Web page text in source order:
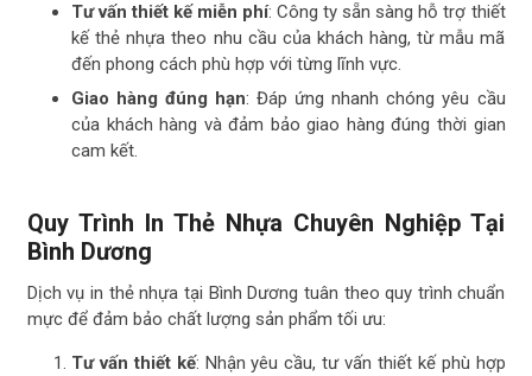
Tư vấn thiết kế miễn phí: Công ty sẵn sàng hỗ trợ thiết
kế thẻ nhựa theo nhu cầu của khách hàng, từ mẫu mã
đến phong cách phù hợp với từng lĩnh vực.
Giao hàng đúng hạn: Đáp ứng nhanh chóng yêu cầu
của khách hàng và đảm bảo giao hàng đúng thời gian
cam kết.
Quy Trình In Thẻ Nhựa Chuyên Nghiệp Tại
Bình Dương
Dịch vụ in thẻ nhựa tại Bình Dương tuân theo quy trình chuẩn
mực để đảm bảo chất lượng sản phẩm tối ưu:
Tư vấn thiết kế: Nhận yêu cầu, tư vấn thiết kế phù hợp